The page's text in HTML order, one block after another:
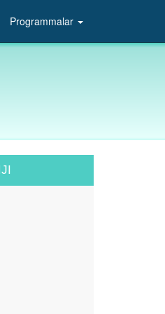
Programmalar